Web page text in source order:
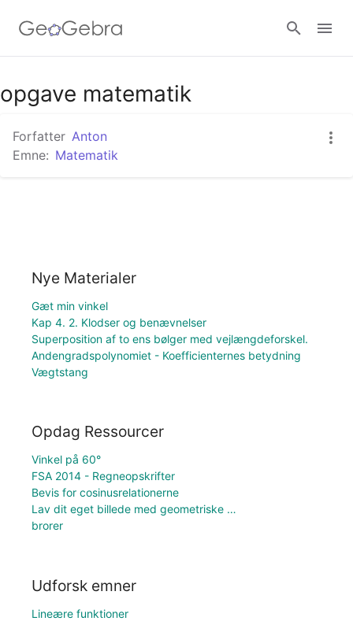
Log ind
opgave matematik
Forfatter Anton
Emne: Matematik
Nye Materialer
Gæt min vinkel
Kap 4. 2. Klodser og benævnelser
Superposition af to ens bølger med vejlængdeforskel.
Andengradspolynomiet - Koefficienternes betydning
Vægtstang
Opdag Ressourcer
Vinkel på 60°
FSA 2014 - Regneopskrifter
Bevis for cosinusrelationerne
Lav dit eget billede med geometriske …
brorer
Udforsk emner
Lineære funktioner